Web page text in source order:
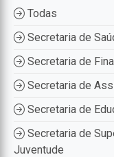
Todas
Secretaria de
Secretaria de
Secretaria de
Secretaria de
Secretaria de
Juventude